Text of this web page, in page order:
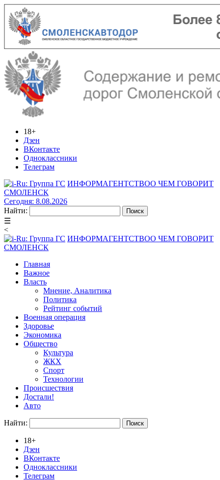
18+
Дзен
ВКонтакте
Одноклассники
Телеграм
ИНФОРМАГЕНТСТВОО ЧЕМ ГОВОРИТ
СМОЛЕНСК
Сегодня: 8.08.2026
Найти:
☰
<
ИНФОРМАГЕНТСТВОО ЧЕМ ГОВОРИТ
СМОЛЕНСК
Главная
Важное
Власть
Мнение, Аналитика
Политика
Рейтинг событий
Военная операция
Здоровье
Экономика
Общество
Культура
ЖКХ
Спорт
Технологии
Происшествия
Достали!
Авто
Найти:
18+
Дзен
ВКонтакте
Одноклассники
Телеграм